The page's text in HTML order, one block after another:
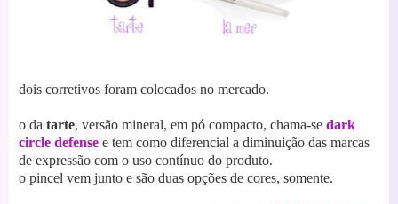
dois corretivos foram colocados no mercado.
o da tarte, versão mineral, em pó compacto, chama-se dark
circle defense e tem como diferencial a diminuição das marcas
de expressão com o uso contínuo do produto.
o pincel vem junto e são duas opções de cores, somente.